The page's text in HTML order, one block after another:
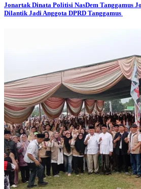
Jonartak Dinata Politisi NasDem Tanggamus
Dilantik Jadi Anggota DPRD Tanggamus